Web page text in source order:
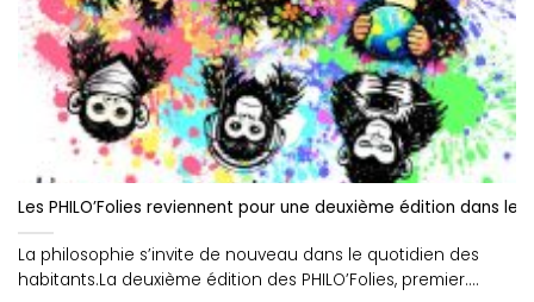
Les PHILO’Folies reviennent pour une deuxième édition dans le
La philosophie s’invite de nouveau dans le quotidien des
habitants.La deuxième édition des PHILO’Folies, premier....